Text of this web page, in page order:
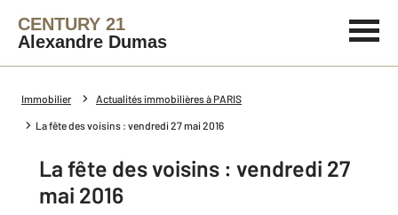
CENTURY 21
Alexandre Dumas
Immobilier Actualités immobilières à PARIS
La fête des voisins : vendredi 27 mai 2016
La fête des voisins : vendredi 27
mai 2016